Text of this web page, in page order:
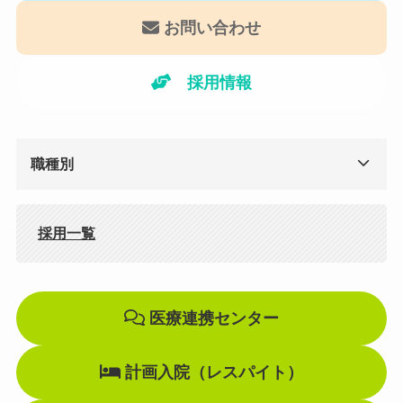
お問い合わせ
採用情報
職種別
採用一覧
医療連携センター
計画入院（レスパイト）